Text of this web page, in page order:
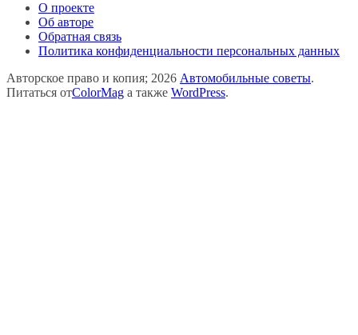
О проекте
Об авторе
Обратная связь
Политика конфиденциальности персональных данных
Авторское право и копия; 2026 Автомобильные советы.
Питаться отColorMag а также WordPress.